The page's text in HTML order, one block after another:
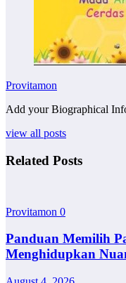
Provitamon
Add your Biographical
view all posts
Related Posts
Provitamon 0
Panduan Memilih
Menghidupkan